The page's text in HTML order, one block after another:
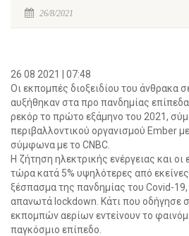
26/8/2021
26 08 2021 | 07:48
Οι εκπομπές διοξειδίου του άνθρακα
αυξήθηκαν στα προ πανδημίας
ρεκόρ το πρώτο εξάμηνο του 2021,
περιβαλλοντικού οργανισμού Ember
σύμφωνα με το CNBC.
Η ζήτηση ηλεκτρικής ενέργειας και οι
τώρα κατά 5% υψηλότερες από
ξέσπασμα της πανδημίας του Covid-
απανωτά lockdown. Κάτι που
εκπομπών αερίων εντείνουν το
παγκόσμιο επίπεδο.